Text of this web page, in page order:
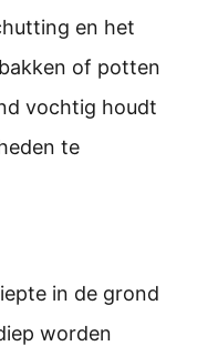
en het
of potten
vochtig houdt
te
in de grond
worden